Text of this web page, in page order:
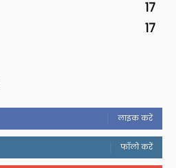
17
17
लाइक करें
फॉलो करें